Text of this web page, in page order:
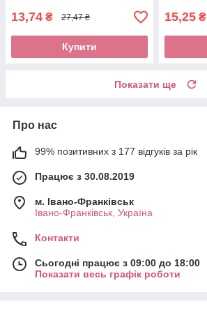
13,74 ₴ 27,47 ₴
Купити
15,25 ₴
Показати ще
Про нас
99% позитивних з 177 відгуків за рік
Працює з 30.08.2019
м. Івано-Франківськ
Івано-Франківськ, Україна
Контакти
Сьогодні працює з 09:00 до 18:00
Показати весь графік роботи